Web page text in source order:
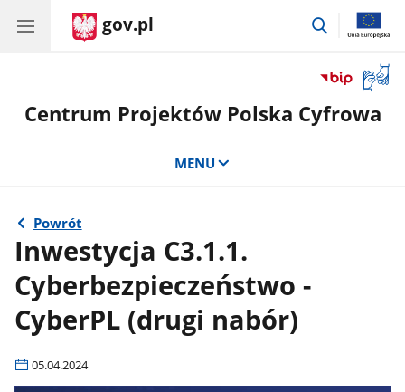
gov.pl
przejdź
okno
z
Centrum Projektów Polska Cyfrowa
MENU
Powrót
Inwestycja C3.1.1.
Cyberbezpieczeństwo -
CyberPL (drugi nabór)
05.04.2024